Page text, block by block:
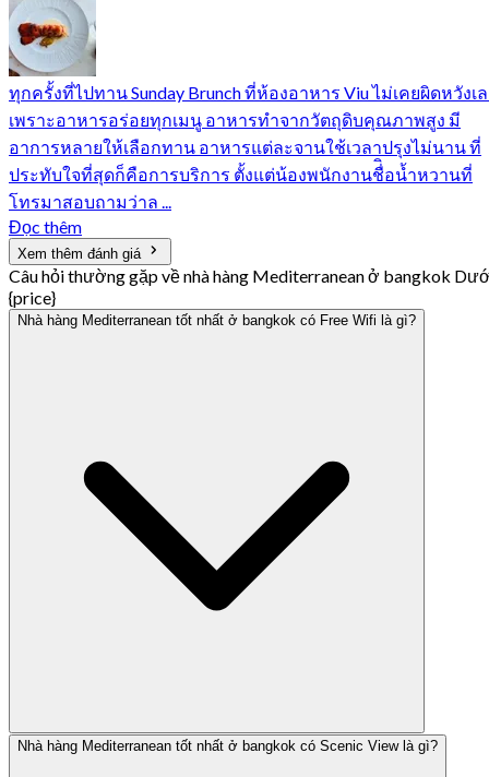
ทุกครั้งที่ไปทาน Sunday Brunch ที่ห้องอาหาร Viu ไม่เคยผิดหวังเ
เพราะอาหารอร่อยทุกเมนู อาหารทำจากวัตถุดิบคุณภาพสูง มี
อาการหลายให้เลือกทาน อาหารแต่ละจานใช้เวลาปรุงไม่นาน ที่
ประทับใจที่สุดก็คือการบริการ ตั้งแต่น้องพนักงานชื่ิอน้ำหวานที่
โทรมาสอบถามว่าล ...
Đọc thêm
Xem thêm đánh giá
Câu hỏi thường gặp về nhà hàng Mediterranean ở bangkok
{price}
Nhà hàng Mediterranean tốt nhất ở bangkok có Free Wifi là gì?
Nhà hàng Mediterranean tốt nhất ở bangkok có Scenic View là gì?